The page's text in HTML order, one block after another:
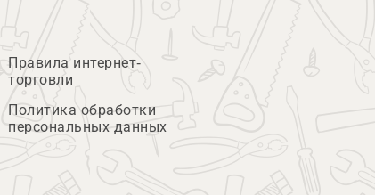
Правила интернет-
торговли
Политика обработки
персональных данных